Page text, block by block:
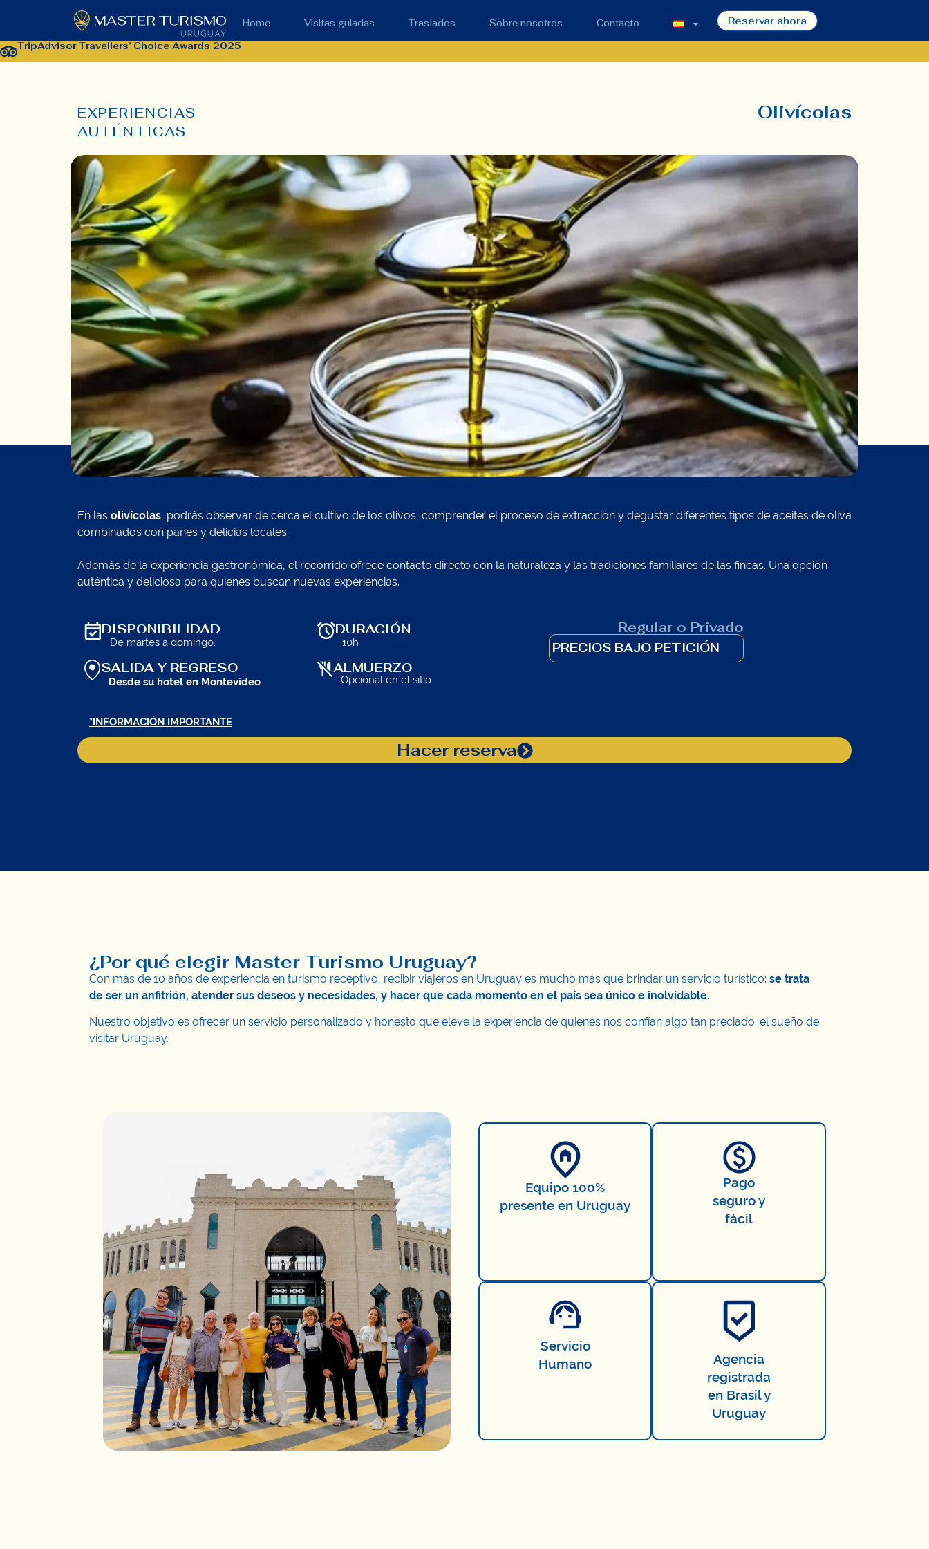
Home Visitas guiadas Traslados Sobre nosotros Contacto Reservar ahora
TripAdvisor Travellers’ Choice Awards 2025
EXPERIENCIAS
AUTÉNTICAS
Olivícolas
En las olivícolas, podrás observar de cerca el cultivo de los olivos, comprender el proceso de extracción y degustar diferentes tipos de aceites de oliva
combinados con panes y delicias locales.
Además de la experiencia gastronómica, el recorrido ofrece contacto directo con la naturaleza y las tradiciones familiares de las fincas. Una opción
auténtica y deliciosa para quienes buscan nuevas experiencias.
DISPONIBILIDAD
De martes a domingo.
SALIDA Y REGRESO
Desde su hotel en Montevideo
DURACIÓN
10h
ALMUERZO
Opcional en el sitio
Regular o Privado
PRECIOS BAJO PETICIÓN
*INFORMACIÓN IMPORTANTE
Hacer reserva
¿Por qué elegir Master Turismo Uruguay?
Con más de 10 años de experiencia en turismo receptivo, recibir viajeros en Uruguay es mucho más que brindar un servicio turístico:se trata
de ser un anfitrión, atender sus deseos y necesidades, y hacer que cada momento en el país sea único e inolvidable.
Nuestro objetivo es ofrecer un servicio personalizado y honesto que eleve la experiencia de quienes nos confían algo tan preciado: el sueño de
visitar Uruguay.
Equipo 100%
presente en Uruguay
Pago
seguro y
fácil
Servicio
Humano
Agencia
registrada
en Brasil y
Uruguay